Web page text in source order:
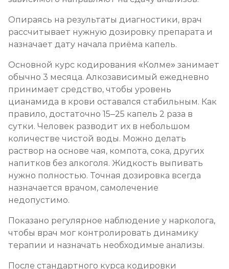
Опираясь на результаты диагностики, врач
рассчитывает нужную дозировку препарата и
назначает дату начала приёма капель.
Основной курс кодирования «Колме» занимает
обычно 3 месяца. Алкозависимый ежедневно
принимает средство, чтобы уровень
цианамида в крови оставался стабильным. Как
правило, достаточно 15–25 капель 2 раза в
сутки. Человек разводит их в небольшом
количестве чистой воды. Можно делать
раствор на основе чая, компота, сока, других
напитков без алкоголя. Жидкость выпивать
нужно полностью. Точная дозировка всегда
назначается врачом, самолечение
недопустимо.
Показано регулярное наблюдение у нарколога,
чтобы врач мог контролировать динамику
терапии и назначать необходимые анализы.
После стандартного курса кодировки